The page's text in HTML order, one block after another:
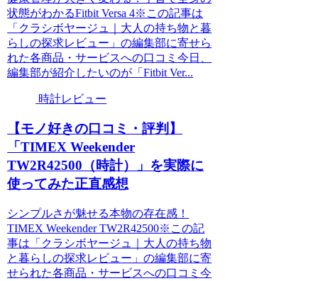
状態がわかるFitbit Versa 4※この記事は
「クラシボヤージュ｜大人の持ち物と暮
らしの探求レビュー」の編集部に寄せら
れた各商品・サービスへの口コミ今日、
編集部が紹介したいのが「Fitbit Ver...
時計レビュー
【モノ好きの口コミ・評判】
「TIMEX Weekender
TW2R42500（時計）」を実際に
使ってみた正直感想
シンプルさが魅せる本物の存在感！
TIMEX Weekender TW2R42500※この記
事は「クラシボヤージュ｜大人の持ち物
と暮らしの探求レビュー」の編集部に寄
せられた各商品・サービスへの口コミ今